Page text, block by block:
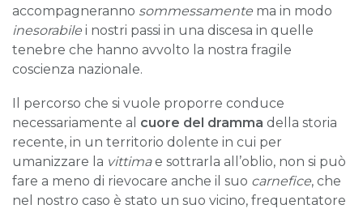
accompagneranno sommessamente ma in modo
inesorabile i nostri passi in una discesa in quelle
tenebre che hanno avvolto la nostra fragile
coscienza nazionale.
Il percorso che si vuole proporre conduce
necessariamente al cuore del dramma della storia
recente, in un territorio dolente in cui per
umanizzare la vittimae sottrarla all’oblio, non si può
fare a meno di rievocare anche il suo carnefice, che
nel nostro caso è stato un suo vicino, frequentatore